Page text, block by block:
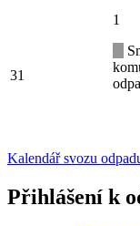
31
1
Kalendář svozu
Přihlášení k